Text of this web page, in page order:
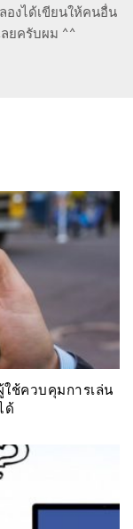
องได้เขียนให้คนอื่น
ลยครับผม ^^
ใช้ควบคุมการเล่น
ด้